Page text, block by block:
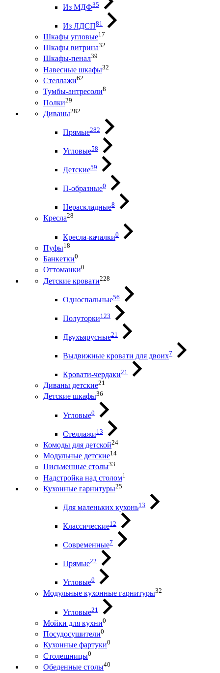
Из МДФ35
Из ЛДСП81
Шкафы угловые17
Шкафы витрина32
Шкафы-пенал39
Навесные шкафы32
Стеллажи62
Тумбы-антресоли8
Полки29
Диваны282
Прямые282
Угловые58
Детские59
П-образные0
Нераскладные8
Кресла28
Кресла-качалки0
Пуфы18
Банкетки0
Оттоманки0
Детские кровати228
Односпальные56
Полуторки123
Двухъярусные21
Выдвижные кровати для двоих7
Кровати-чердаки21
Диваны детские21
Детские шкафы36
Угловые0
Стеллажи13
Комоды для детской24
Модульные детские14
Письменные столы33
Надстройка над столом1
Кухонные гарнитуры25
Для маленьких кухонь13
Классические12
Современные7
Прямые22
Угловые0
Модульные кухонные гарнитуры32
Угловые21
Мойки для кухни0
Посудосушители0
Кухонные фартуки0
Столешницы0
Обеденные столы40